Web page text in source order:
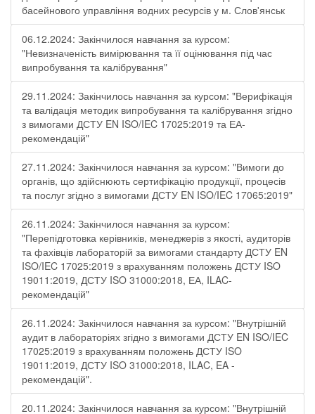
басейнового управління водних ресурсів у м. Слов'янськ
06.12.2024: Закінчилося навчання за курсом:
"Невизначеність вимірювання та її оцінювання під час
випробування та калібрування"
29.11.2024: Закінчилось навчання за курсом: "Верифікація
та валідація методик випробування та калібрування згідно
з вимогами ДСТУ EN ISO/IEC 17025:2019 та ЕА-
рекомендацій"
27.11.2024: Закінчилося навчання за курсом: "Вимоги до
органів, що здійснюють сертифікацію продукції, процесів
та послуг згідно з вимогами ДСТУ EN ISO/IEC 17065:2019"
26.11.2024: Закінчилося навчання за курсом:
"Перепідготовка керівників, менеджерів з якості, аудиторів
та фахівців лабораторій за вимогами стандарту ДСТУ EN
ISO/IEC 17025:2019 з врахуванням положень ДСТУ ISO
19011:2019, ДСТУ ISO 31000:2018, ЕА, ILAC-
рекомендацій"
26.11.2024: Закінчилося навчання за курсом: "Внутрішній
аудит в лабораторіях згідно з вимогами ДСТУ EN ISO/IEC
17025:2019 з врахуванням положень ДСТУ ISO
19011:2019, ДСТУ ISO 31000:2018, ILAC, EA -
рекомендацій".
20.11.2024: Закінчилося навчання за курсом: "Внутрішній